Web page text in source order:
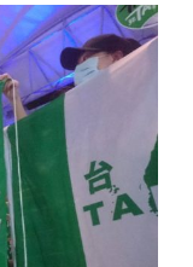
【陳昭南專欄】支...
2022 年 1 月 月 22 日